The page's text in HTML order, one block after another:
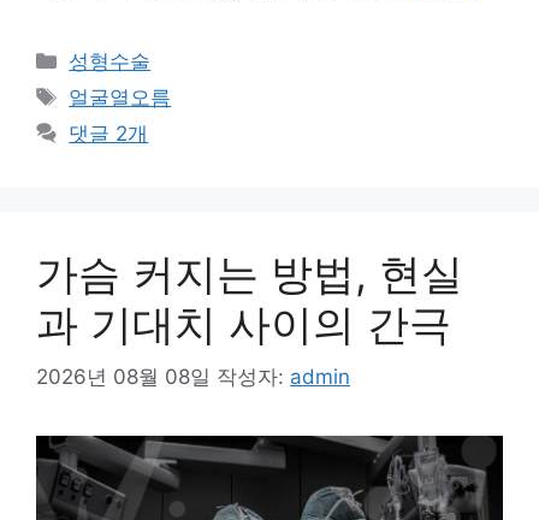
카
테
리
성형수술
태
그
얼굴열오름
댓글 2개
가슴 커지는 방법, 현실
과 기대치 사이의 간극
2026년 08월 08일 작성자: admin